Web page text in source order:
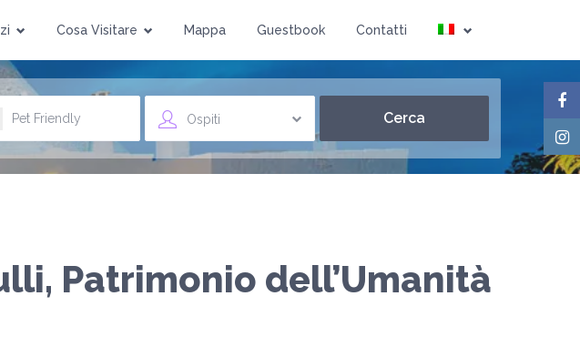
Cosa Visitare Mappa Guestbook Contatti
Pet Friendly Ospiti
Patrimonio dell’Umanità